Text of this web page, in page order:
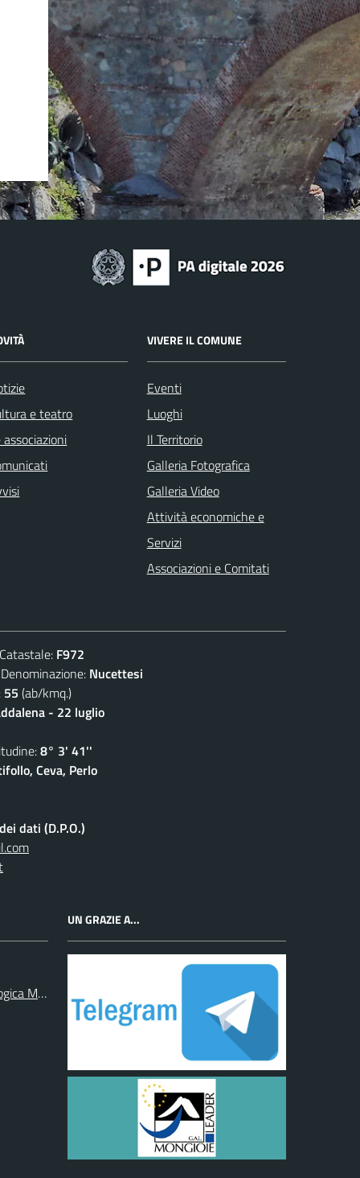
e teatro
associazioni
VIVERE IL COMUNE
Eventi
Luoghi
Il Territorio
Galleria Fotografica
Galleria Video
Attività economiche e
Servizi
Associazioni e Comitati
F972
Nucettesi
55 (ab/kmq.)
- 22 luglio
8° 3' 41''
Ceva, Perlo
dati (D.P.O.)
Monregalese
UN GRAZIE A...